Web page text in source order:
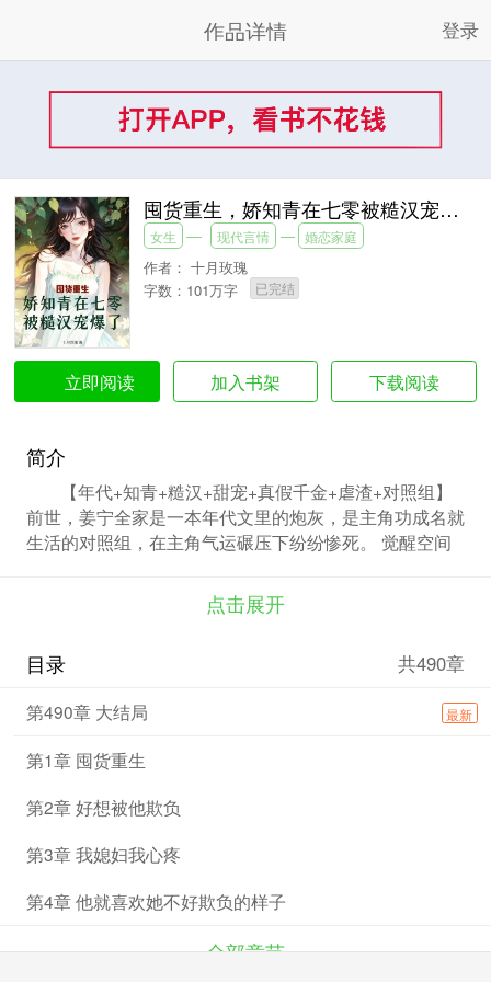
作品详情 登录
囤货重生，娇知青在七零被糙汉宠爆了
女生 现代言情 婚恋家庭
作者： 十月玫瑰
字数：101万字
已完结
立即阅读 加入书架 下载阅读
简介
【年代+知青+糙汉+甜宠+真假千金+虐渣+对照组】
前世，姜宁全家是一本年代文里的炮灰，是主角功成名就
生活的对照组，在主角气运碾压下纷纷惨死。 觉醒空间
想嫁给他这个泥腿子，自觉睡在地板上。半夜却被一具火
热的娇躯搂着脖子撩......这谁受得了...... 媳妇主动撩拨
便生下三个崽崽。 什么？ 养妹才是父亲的真千金，还要
们活成对照组，下场凄惨！ 多年后，她成了豪门，什么
点击展开
目录 共490章
第490章 大结局 最新
第1章 囤货重生
第2章 好想被他欺负
第3章 我媳妇我心疼
第4章 他就喜欢她不好欺负的样子
全部章节